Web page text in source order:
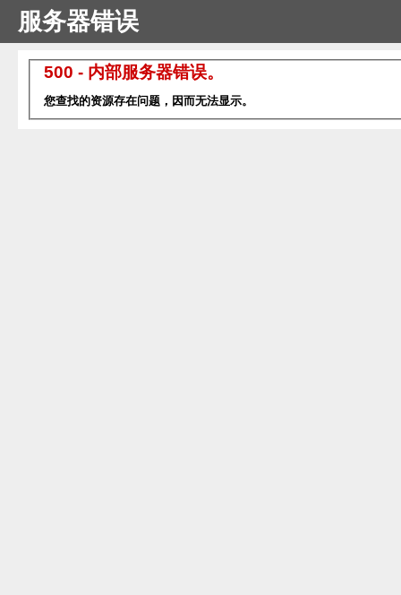
服务器错误
500 - 内部服务器错误。
您查找的资源存在问题，因而无法显示。